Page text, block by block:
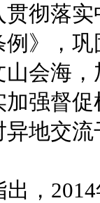
彻落
》，
会海
强督
地交
，